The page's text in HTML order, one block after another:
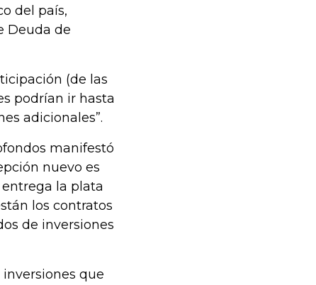
del país,
Deuda de
(de las
podrían ir hasta
adicionales”.
manifestó
nuevo es
la plata
los contratos
de inversiones
que